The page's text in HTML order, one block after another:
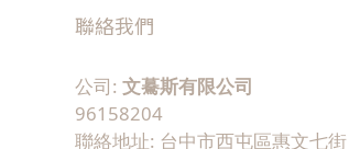
聯絡我們
公司: 文驀斯有限公司
96158204
聯絡地址: 台中市西屯區惠文七街